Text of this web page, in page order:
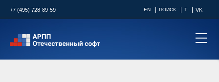
+7 (495) 728-89-59 EN ПОИСК T VK